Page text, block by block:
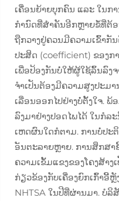
ເຄື່ອນຍ້າຍບຸກຄົນ ແລະ ໃນກ
ກຳນົດທີ່ສຳຄັນອີກຫຼາຍຂໍ້ທີ່ຕ້ອ
ຖືກວາງຢູ່ຄວນມີຄວາມເຂົ້າກັ
ປະສິດ (coefficient) ຂອງ
ເພື່ອປ້ອງກັນບໍ່ໃຫ້ຜູ້ໃຊ້ລົ້ນລົງ
ຈຳເປັນຕ້ອງມີຄວາມສູງປະມາ
ເລື່ອນອອກໄປຢ່າງບໍ່ຕັ້ງໃຈ.
ລົງມາຢ່າງປອດໄພໄດ້ ໃນກໍລ
ເຫດຜົນໃດກໍຕາມ. ການບໍ່ປະ
ອັນຕະລາຍຫຼາຍ. ການສຶກສ
ຄວາມເຂັ້ມແຂງຂອງໂຄງສ້າ
ກ່ຽວຂ້ອງກັບເຄື່ອງຍົກເກົ້າອີ້
NHTSA ໃນປີທີ່ຜ່ານມາ. ບໍ